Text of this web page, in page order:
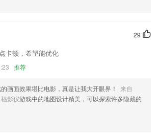
用经历，以帮助我们更好的对产品进行优化修改。
29
卡顿，希望能优化
推荐
的画面效果堪比电影，真是让我大开眼界！
来自
影仪游戏中的地图设计精美，可以探索许多隐藏的